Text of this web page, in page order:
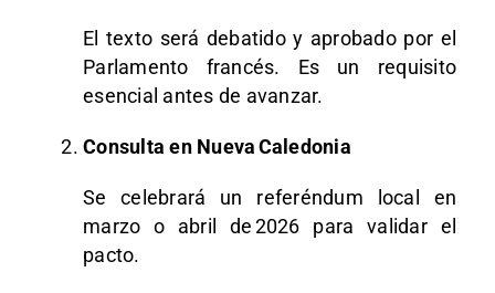
El texto será debatido y aprobado por el
Parlamento francés. Es un requisito
esencial antes de avanzar.
Consulta en Nueva Caledonia
Se celebrará un referéndum local en
marzo o abril de 2026 para validar el
pacto.